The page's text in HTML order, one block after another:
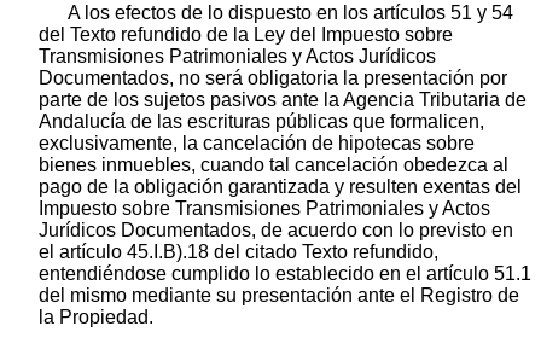
A los efectos de lo dispuesto en los artículos 51 y 54
del Texto refundido de la Ley del Impuesto sobre
Transmisiones Patrimoniales y Actos Jurídicos
Documentados, no será obligatoria la presentación por
parte de los sujetos pasivos ante la Agencia Tributaria de
Andalucía de las escrituras públicas que formalicen,
exclusivamente, la cancelación de hipotecas sobre
bienes inmuebles, cuando tal cancelación obedezca al
pago de la obligación garantizada y resulten exentas del
Impuesto sobre Transmisiones Patrimoniales y Actos
Jurídicos Documentados, de acuerdo con lo previsto en
el artículo 45.I.B).18 del citado Texto refundido,
entendiéndose cumplido lo establecido en el artículo 51.1
del mismo mediante su presentación ante el Registro de
la Propiedad.